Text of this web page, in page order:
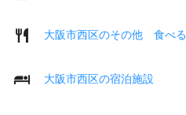
大阪市西区のその他 食べる
大阪市西区の宿泊施設